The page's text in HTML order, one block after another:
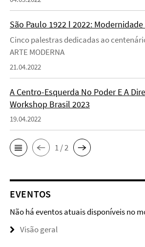
São Paulo 1922 ǀ 2022:
Cinco palestras dedicadas ao
ARTE MODERNA
21.04.2022
A Centro-Esquerda No Poder E A
Workshop Brasil 2023
19.04.2022
1 / 2
EVENTOS
Não há eventos atuais disponíveis no
Visão geral